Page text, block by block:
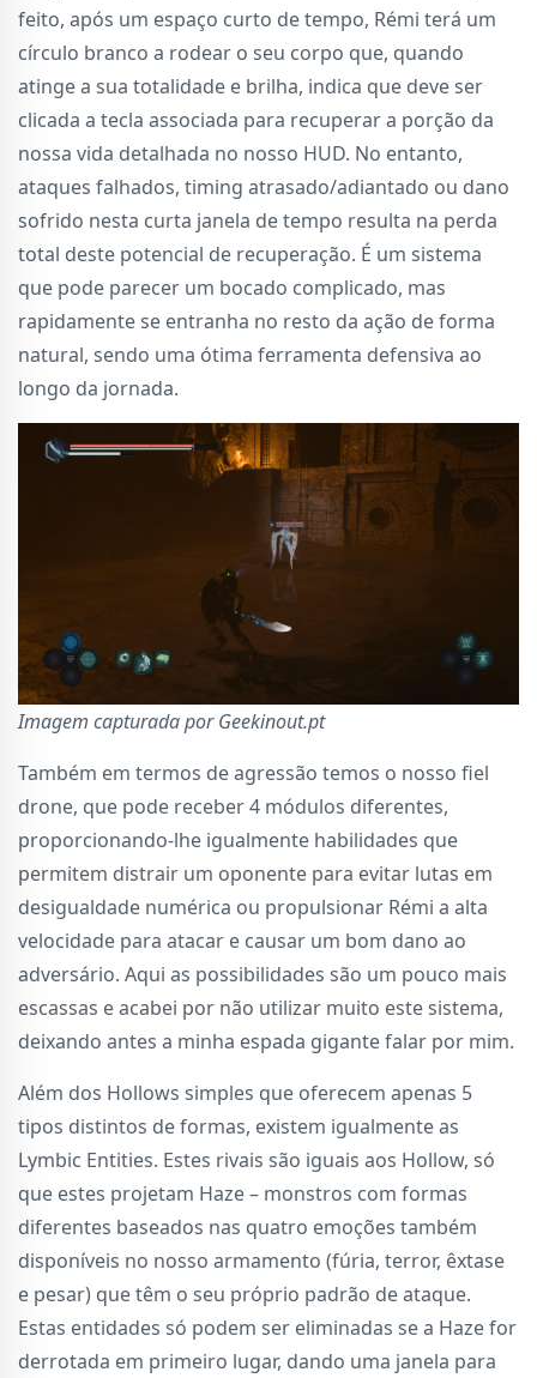
feito, após um espaço curto de tempo, Rémi terá um
círculo branco a rodear o seu corpo que, quando
atinge a sua totalidade e brilha, indica que deve ser
clicada a tecla associada para recuperar a porção da
nossa vida detalhada no nosso HUD. No entanto,
ataques falhados, timing atrasado/adiantado ou dano
sofrido nesta curta janela de tempo resulta na perda
total deste potencial de recuperação. É um sistema
que pode parecer um bocado complicado, mas
rapidamente se entranha no resto da ação de forma
natural, sendo uma ótima ferramenta defensiva ao
longo da jornada.
Imagem capturada por Geekinout.pt
Também em termos de agressão temos o nosso fiel
drone, que pode receber 4 módulos diferentes,
proporcionando-lhe igualmente habilidades que
permitem distrair um oponente para evitar lutas em
desigualdade numérica ou propulsionar Rémi a alta
velocidade para atacar e causar um bom dano ao
adversário. Aqui as possibilidades são um pouco mais
escassas e acabei por não utilizar muito este sistema,
deixando antes a minha espada gigante falar por mim.
Além dos Hollows simples que oferecem apenas 5
tipos distintos de formas, existem igualmente as
Lymbic Entities. Estes rivais são iguais aos Hollow, só
que estes projetam Haze – monstros com formas
diferentes baseados nas quatro emoções também
disponíveis no nosso armamento (fúria, terror, êxtase
e pesar) que têm o seu próprio padrão de ataque.
Estas entidades só podem ser eliminadas se a Haze for
derrotada em primeiro lugar, dando uma janela para